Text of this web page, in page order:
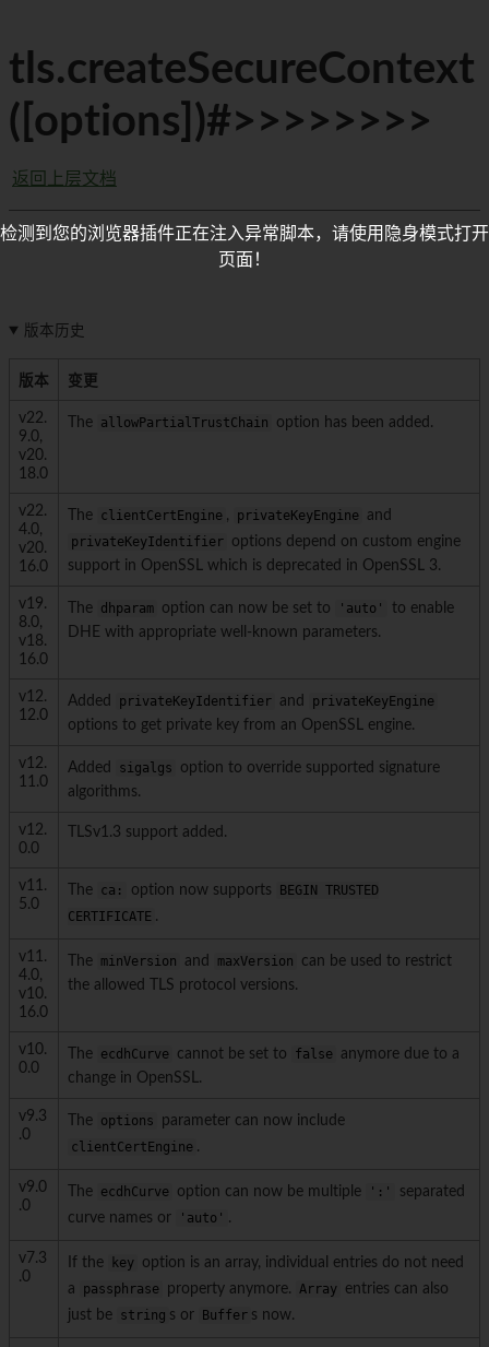
tls.createSecureContext
([options])#>>>>>>>>
返回上层文档
版本历史
版本 变更
v22.
9.0,
v20.
18.0
The allowPartialTrustChain option has been added.
v22.
4.0,
v20.
16.0
The clientCertEngine , privateKeyEngine and
privateKeyIdentifier options depend on custom engine
support in OpenSSL which is deprecated in OpenSSL 3.
v19.
8.0,
v18.
16.0
The dhparam option can now be set to 'auto'
to enable
DHE with appropriate well-known parameters.
v12.
12.0
Added privateKeyIdentifier and
privateKeyEngine
options to get private key from an OpenSSL engine.
v12.
11.0
Added sigalgs
option to override supported signature
algorithms.
v12.
0.0
TLSv1.3 support added.
v11.
5.0
The ca: option now supports
BEGIN TRUSTED
CERTIFICATE .
v11.
4.0,
v10.
16.0
The minVersion and maxVersion
can be used to restrict
the allowed TLS protocol versions.
v10.
0.0
The ecdhCurve cannot be set to false anymore due to a
change in OpenSSL.
v9.3
.0
The options
parameter can now include
clientCertEngine .
v9.0
.0
The ecdhCurve option can now be multiple ':'
separated
curve names or
'auto' .
v7.3
.0
If the key option is an array, individual entries do not need
a
passphrase property anymore. Array entries can also
just be string s or Buffer s now.
检测到您的浏览器插件正在注入异常脚本，请使用隐身模式打开
页面！